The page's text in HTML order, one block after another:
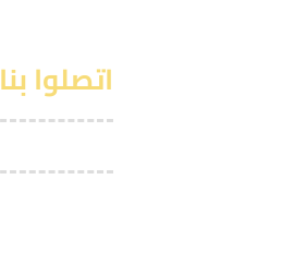
اتصلوا بنا
السيد